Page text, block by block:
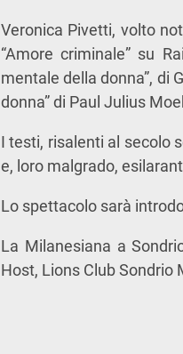
Veronica Pivetti, volto
“Amore criminale” su
mentale della donna”, di
donna” di Paul Julius
I testi, risalenti al secolo
e, loro malgrado,
Lo spettacolo sarà
La Milanesiana a
Host, Lions Club Sondrio